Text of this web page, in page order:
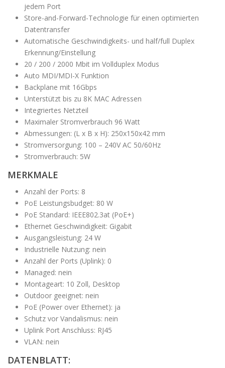
jedem Port
Store-and-Forward-Technologie für einen optimierten
Datentransfer
Automatische Geschwindigkeits- und half/full Duplex
Erkennung/Einstellung
20 / 200 / 2000 Mbit im Vollduplex Modus
Auto MDI/MDI-X Funktion
Backplane mit 16Gbps
Unterstützt bis zu 8K MAC Adressen
Integriertes Netzteil
Maximaler Stromverbrauch 96 Watt
Abmessungen: (L x B x H): 250x150x42 mm
Stromversorgung: 100 – 240V AC 50/60Hz
Stromverbrauch: 5W
MERKMALE
Anzahl der Ports: 8
PoE Leistungsbudget: 80 W
PoE Standard: IEEE802.3at (PoE+)
Ethernet Geschwindigkeit: Gigabit
Ausgangsleistung: 24 W
Industrielle Nutzung: nein
Anzahl der Ports (Uplink): 0
Managed: nein
Montageart: 10 Zoll, Desktop
Outdoor geeignet: nein
PoE (Power over Ethernet): ja
Schutz vor Vandalismus: nein
Uplink Port Anschluss: RJ45
VLAN: nein
DATENBLATT: